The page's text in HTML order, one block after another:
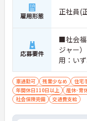
雇用形態 正社員(
応募要件
■社会福
ジャー
用：い
※PCス
車運転
車通勤可 残業少なめ 住宅
年間休日110日以上
産休･育
社会保険完備
交通費支給